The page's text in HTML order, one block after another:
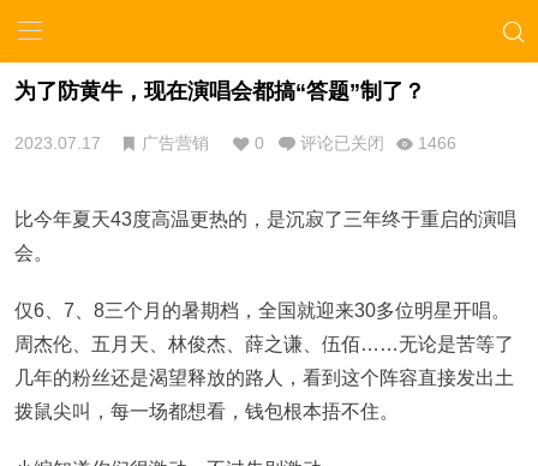
为了防黄牛，现在演唱会都搞“答题”制了？
2023.07.17 广告营销 0 评论已关闭 1466
比今年夏天43度高温更热的，是沉寂了三年终于重启的演唱
会。
仅6、7、8三个月的暑期档，全国就迎来30多位明星开唱。
周杰伦、五月天、林俊杰、薛之谦、伍佰……无论是苦等了
几年的粉丝还是渴望释放的路人，看到这个阵容直接发出土
拨鼠尖叫，每一场都想看，钱包根本捂不住。